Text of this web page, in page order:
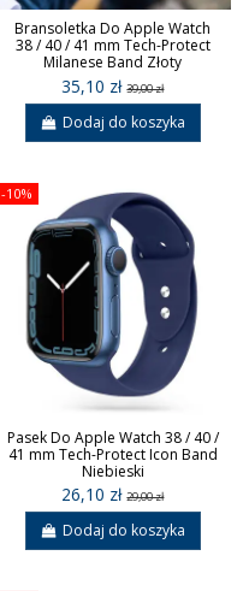
Bransoletka Do Apple Watch
38 / 40 / 41 mm Tech-Protect
Milanese Band Złoty
35,10 zł39,00 zł
Dodaj do koszyka
-10%
Pasek Do Apple Watch 38 / 40 /
41 mm Tech-Protect Icon Band
Niebieski
26,10 zł29,00 zł
Dodaj do koszyka